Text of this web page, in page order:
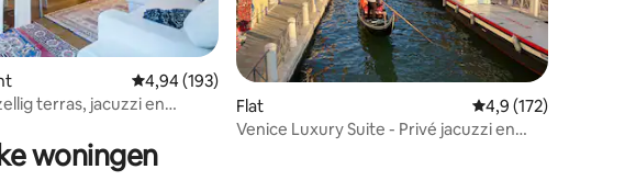
4,97 op 5, 602 recensiesGemiddelde beoordeling van 4,94 op 5, 193 recensies
4,94 (193)
terras, jacuzzi en
Flat Gemiddelde
4,9 (172)
Venice Luxury Suite - Privé jacuzzi en
woningen